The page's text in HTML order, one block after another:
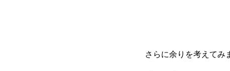
さらに余りを考えて